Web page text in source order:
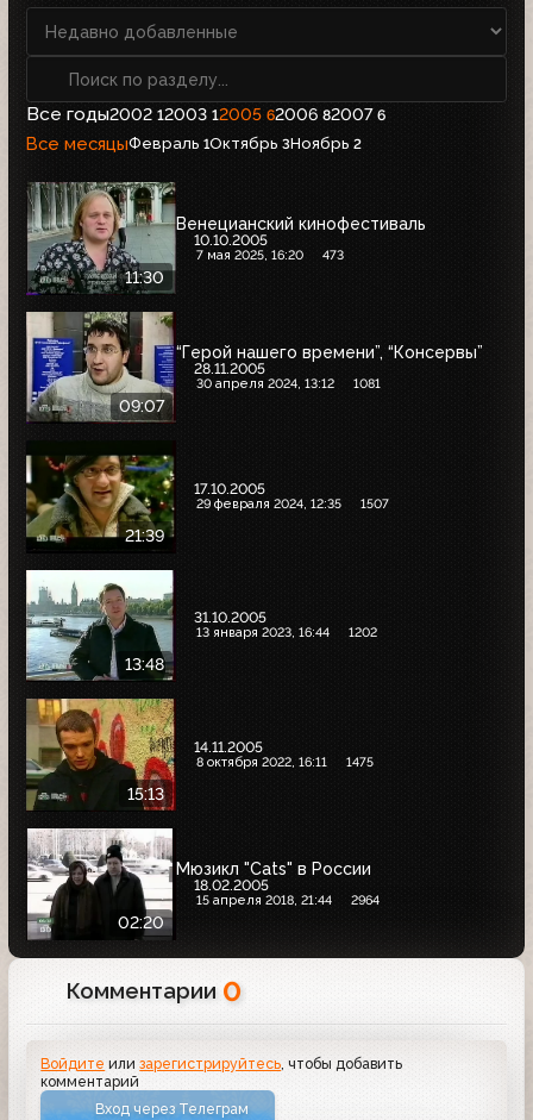
Все годы2002 12003 12005 62006 82007 6
Все месяцыФевраль 1Октябрь 3Ноябрь 2
11:30
Венецианский кинофестиваль
10.10.2005
7 мая 2025, 16:20 473
09:07
“Герой нашего времени”, “Консервы”
28.11.2005
30 апреля 2024, 13:12 1081
21:39
17.10.2005
29 февраля 2024, 12:35 1507
13:48
31.10.2005
13 января 2023, 16:44 1202
15:13
14.11.2005
8 октября 2022, 16:11 1475
02:20
Мюзикл "Cats" в России
18.02.2005
15 апреля 2018, 21:44 2964
Комментарии 0
Войдите илизарегистрируйтесь, чтобы добавить
комментарий
Вход через Телеграм